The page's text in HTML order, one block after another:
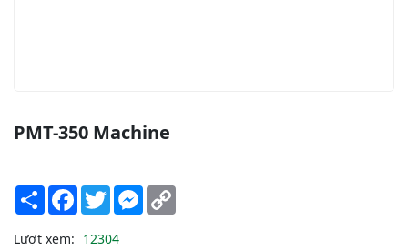
PMT-350 Machine
Share Facebook
TwitterMessenger
Lượt xem: 12304